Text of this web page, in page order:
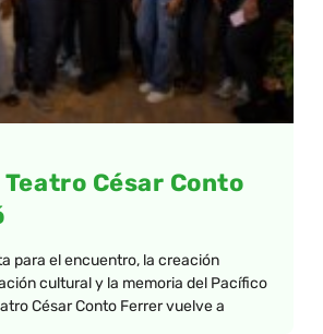
Teatro César Conto
para el encuentro, la creación
cultural y la memoria del Pacífico
César Conto Ferrer vuelve a